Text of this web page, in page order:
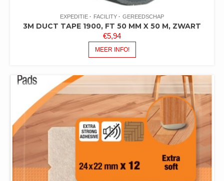
EXPEDITIE FACILITY GEREEDSCHAP
3M DUCT TAPE 1900, FT 50 MM X 50 M, ZWART
€5,94
MEER INFO!